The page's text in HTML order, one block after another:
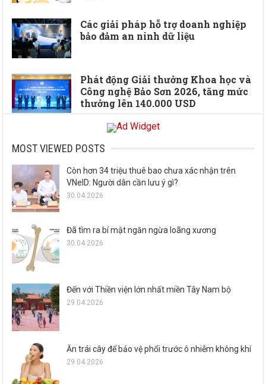
Các giải pháp hỗ trợ doanh nghiệp
bảo đảm an ninh dữ liệu
Phát động Giải thưởng Khoa học và
Công nghệ Bảo Sơn 2026, tăng mức
thưởng lên 140.000 USD
MOST VIEWED POSTS
Còn hơn 34 triệu thuê bao chưa xác nhận trên
VNeID: Người dân cần lưu ý gì?
30.04.2026
Đã tìm ra bí mật ngăn ngừa loãng xương
30.04.2026
Đến với Thiền viện lớn nhất miền Tây Nam bộ
29.04.2026
Ăn trái cây để bảo vệ phổi trước ô nhiễm không khí
29.04.2026